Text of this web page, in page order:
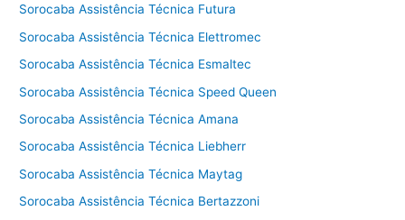
Sorocaba Assistência Técnica Futura
Sorocaba Assistência Técnica Elettromec
Sorocaba Assistência Técnica Esmaltec
Sorocaba Assistência Técnica Speed Queen
Sorocaba Assistência Técnica Amana
Sorocaba Assistência Técnica Liebherr
Sorocaba Assistência Técnica Maytag
Sorocaba Assistência Técnica Bertazzoni